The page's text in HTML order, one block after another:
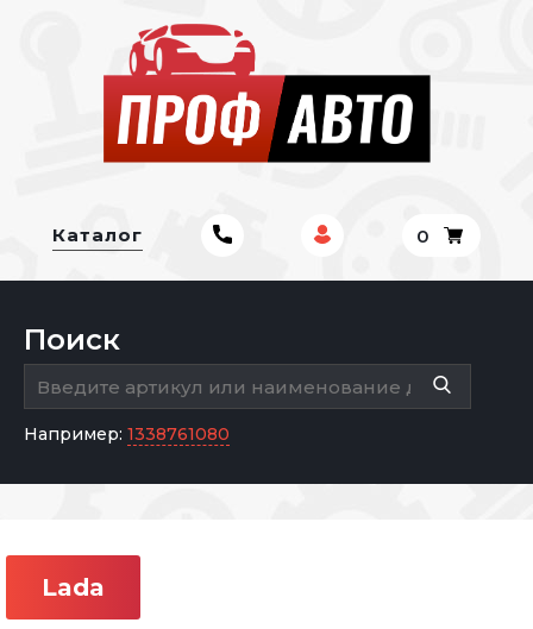
Каталог 0
Поиск
Например: 1338761080
Lada